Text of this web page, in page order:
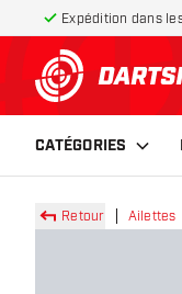
Expédition dans
CATÉGORIES
Retour Ailettes